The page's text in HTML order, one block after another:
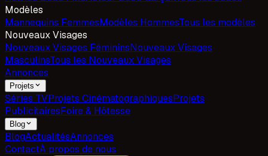
Modèles
Mannequins FemmesModèles HommesTous les modèles
Nouveaux Visages
Nouveaux Visages FémininsNouveaux Visages
MasculinsTous les Nouveaux Visages
Annonces
Projets
Séries TVProjets CinématographiquesProjets
PublicitairesFoire & Hôtesse
Blog
BlogActualitésAnnonces
ContactÀ propos de nous